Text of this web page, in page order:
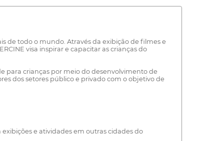
de todo o mundo. Através da exibição de filmes e
visa inspirar e capacitar as crianças do
para crianças por meio do desenvolvimento de
dos setores público e privado com o objetivo de
e atividades em outras cidades do